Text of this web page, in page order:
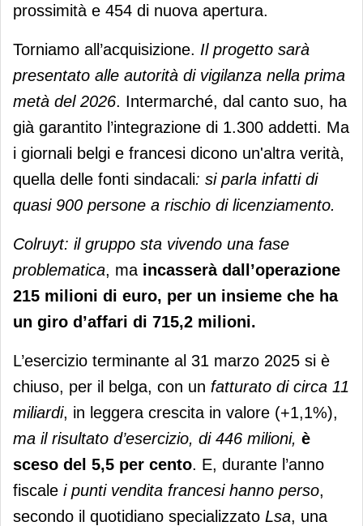
prossimità e 454 di nuova apertura.
Torniamo all’acquisizione. Il progetto sarà
presentato alle autorità di vigilanza nella prima
metà del 2026. Intermarché, dal canto suo, ha
già garantito l’integrazione di 1.300 addetti. Ma
i giornali belgi e francesi dicono un'altra verità,
quella delle fonti sindacali: si parla infatti di
quasi 900 persone a rischio di licenziamento.
Colruyt: il gruppo sta vivendo una fase
problematica, ma incasserà dall’operazione
215 milioni di euro, per un insieme che ha
un giro d’affari di 715,2 milioni.
L’esercizio terminante al 31 marzo 2025 si è
chiuso, per il belga, con un fatturato di circa 11
miliardi, in leggera crescita in valore (+1,1%),
ma il risultato d’esercizio, di 446 milioni, è
sceso del 5,5 per cento. E, durante l’anno
fiscale i punti vendita francesi hanno perso,
secondo il quotidiano specializzato Lsa, una